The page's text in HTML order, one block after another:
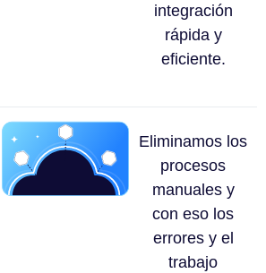
integración
rápida y
eficiente.
Eliminamos los
procesos
manuales y
con eso los
errores y el
trabajo